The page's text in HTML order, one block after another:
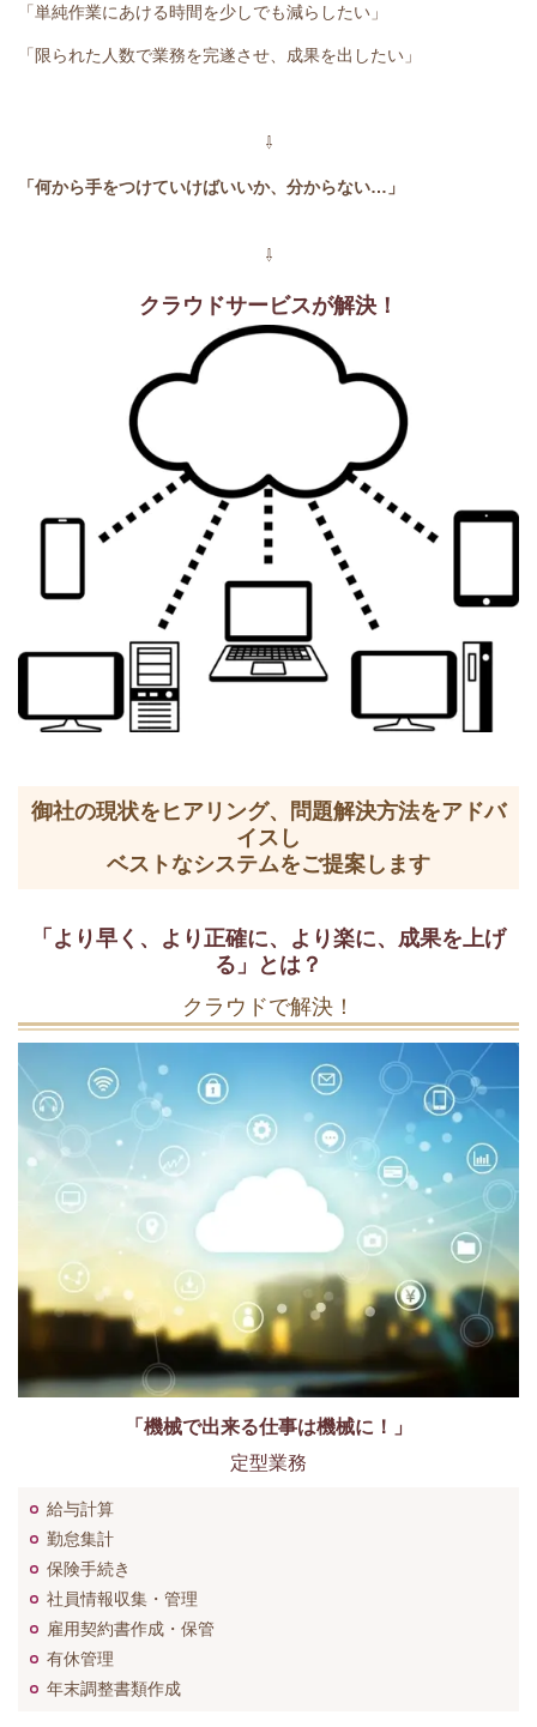
「単純作業にあける時間を少しでも減らしたい」
「限られた人数で業務を完遂させ、成果を出したい」
⇩
「何から手をつけていけばいいか、分からない…」
⇩
クラウドサービスが解決！
御社の現状をヒアリング、問題解決方法をアドバ
イスし
ベストなシステムをご提案します
「より早く、より正確に、より楽に、成果を上げ
る」とは？
クラウドで解決！
「機械で出来る仕事は機械に！」
定型業務
給与計算
勤怠集計
保険手続き
社員情報収集・管理
雇用契約書作成・保管
有休管理
年末調整書類作成